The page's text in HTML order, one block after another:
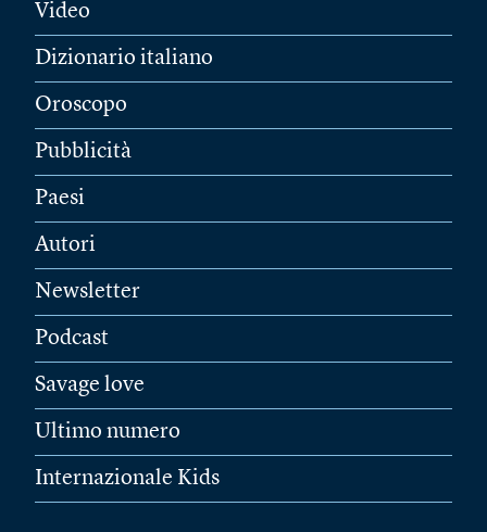
Video
Dizionario italiano
Oroscopo
Pubblicità
Paesi
Autori
Newsletter
Podcast
Savage love
Ultimo numero
Internazionale Kids